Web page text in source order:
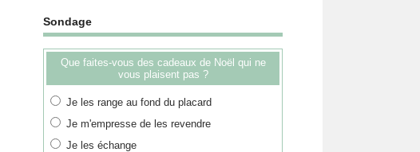
Sondage
Que faites-vous des cadeaux de Noël qui ne
vous plaisent pas ?
Je les range au fond du placard
Je m'empresse de les revendre
Je les échange